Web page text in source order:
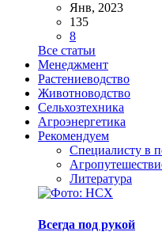
Янв, 2023
135
8
Все статьи
Менеджмент
Растениеводство
Животноводство
Сельхозтехника
Агроэнергетика
Рекомендуем
Специалисту в
Литература
Всегда под рукой